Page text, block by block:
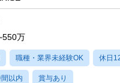
万
職種・業界未経験OK 休日
以内 賞与あり